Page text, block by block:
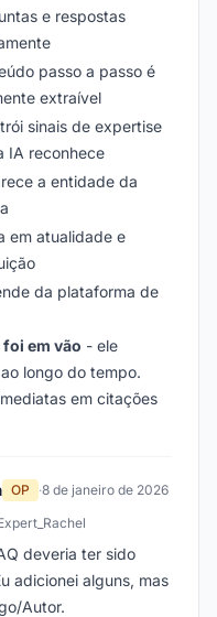
e respostas
passo a passo é
extraível
sinais de expertise
IA reconhece
a entidade da
em atualidade e
da plataforma de
em vão - ele
longo do tempo.
em citações
OP ·8 de janeiro de 2026
deveria ter sido
adicionei alguns, mas
Autor.